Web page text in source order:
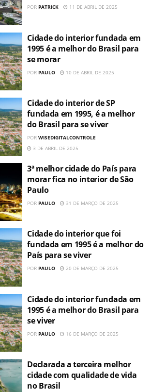
POR PATRICK 11 DE ABRIL DE 2025
Cidade do interior fundada em
1995 é a melhor do Brasil para
se morar
POR PAULO 10 DE ABRIL DE 2025
Cidade do interior de SP
fundada em 1995, é a melhor
do Brasil para se viver
POR WISEDIGITALCONTROLE
3 DE ABRIL DE 2025
3ª melhor cidade do País para
morar fica no interior de São
Paulo
POR PAULO 31 DE MARÇO DE 2025
Cidade do interior que foi
fundada em 1995 é a melhor do
País para se viver
POR PAULO 20 DE MARÇO DE 2025
Cidade do interior fundada em
1995 é a melhor do Brasil para
se viver
POR PAULO 16 DE MARÇO DE 2025
Declarada a terceira melhor
cidade com qualidade de vida
no Brasil